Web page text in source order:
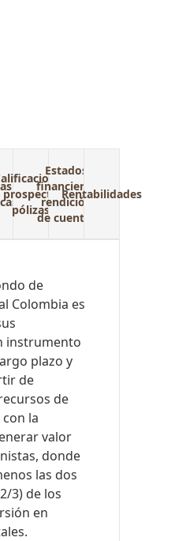
prospecto
pólizas
Estados
financieros
rendición
de cuentas
Rentabilidades
de
Colombia es
instrumento
plazo y
de
de
la
valor
donde
las dos
3) de los
en